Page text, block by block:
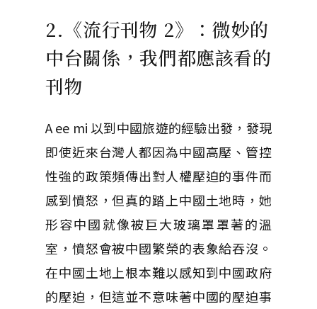
2.《流行刊物 2》：微妙的
中台關係，我們都應該看的
刊物
A ee mi 以到中國旅遊的經驗出發，發現
即使近來台灣人都因為中國高壓、管控
性強的政策頻傳出對人權壓迫的事件而
感到憤怒，但真的踏上中國土地時，她
形容中國就像被巨大玻璃罩罩著的溫
室，憤怒會被中國繁榮的表象給吞沒。
在中國土地上根本難以感知到中國政府
的壓迫，但這並不意味著中國的壓迫事